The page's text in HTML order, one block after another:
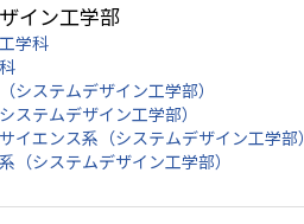
イン工学部
学科
システムデザイン工学部）
ステムデザイン工学部）
イエンス系（システムデザイン工学部）
（システムデザイン工学部）